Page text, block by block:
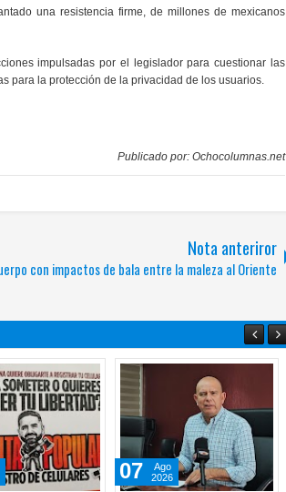
una resistencia firme, de millones de mexicanos
impulsadas por el legislador para cuestionar las
para la protección de la privacidad de los usuarios.
Publicado por: Ochocolumnas.net
Nota anteriror
con impactos de bala entre la maleza al Oriente
07
Ago
2026